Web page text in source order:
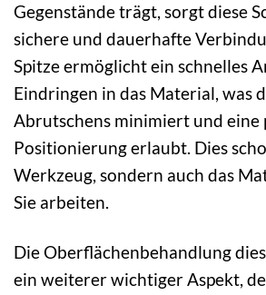
Gegenstände trägt, sorgt diese
sichere und dauerhafte
Spitze ermöglicht ein schnelles
Eindringen in das Material, was
Abrutschens minimiert und eine
Positionierung erlaubt. Dies
Werkzeug, sondern auch das
Sie arbeiten.
Die Oberflächenbehandlung
ein weiterer wichtiger Aspekt,